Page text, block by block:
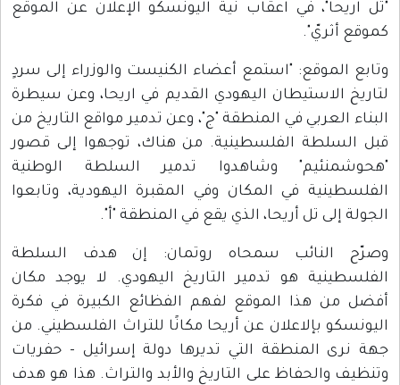
"تل اريحا"، في اعقاب نية اليونسكو الإعلان عن الموقع
كموقع أثريّ".
وتابع الموقع: "استمع أعضاء الكنيست والوزراء إلى سردٍ
لتاريخ الاستيطان اليهودي القديم في اريحا، وعن سيطرة
البناء العربي في المنطقة "ج"، وعن تدمير مواقع التاريخ من
قبل السلطة الفلسطينية. من هناك، توجهوا إلى قصور
"هحوشمنئيم" وشاهدوا تدمير السلطة الوطنية
الفلسطينية في المكان وفي المقبرة اليهودية، وتابعوا
الجولة إلى تل أريحا، الذي يقع في المنطقة "أ".
وصرّح النائب سمحاه روتمان: إن هدف السلطة
الفلسطينية هو تدمير التاريخ اليهودي. لا يوجد مكان
أفضل من هذا الموقع لفهم الفظائع الكبيرة في فكرة
اليونسكو بإلاعلان عن أريحا مكانًا للتراث الفلسطيني. من
جهة نرى المنطقة التي تديرها دولة إسرائيل - حفريات
وتنظيف والحفاظ على التاريخ والأبد والتراث. هذا هو هدف